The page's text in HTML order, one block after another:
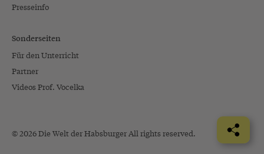
Presseinfo
Sonderseiten
Für den Unterricht
Partner
Videos Prof. Vocelka
© 2026 Die Welt der Habsburger All rights reserved.